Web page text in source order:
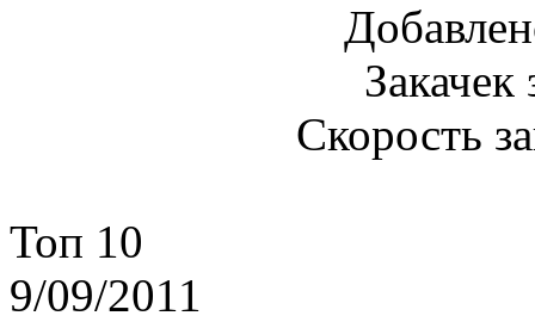
Закачек
Скорость
Топ 10
9/09/2011